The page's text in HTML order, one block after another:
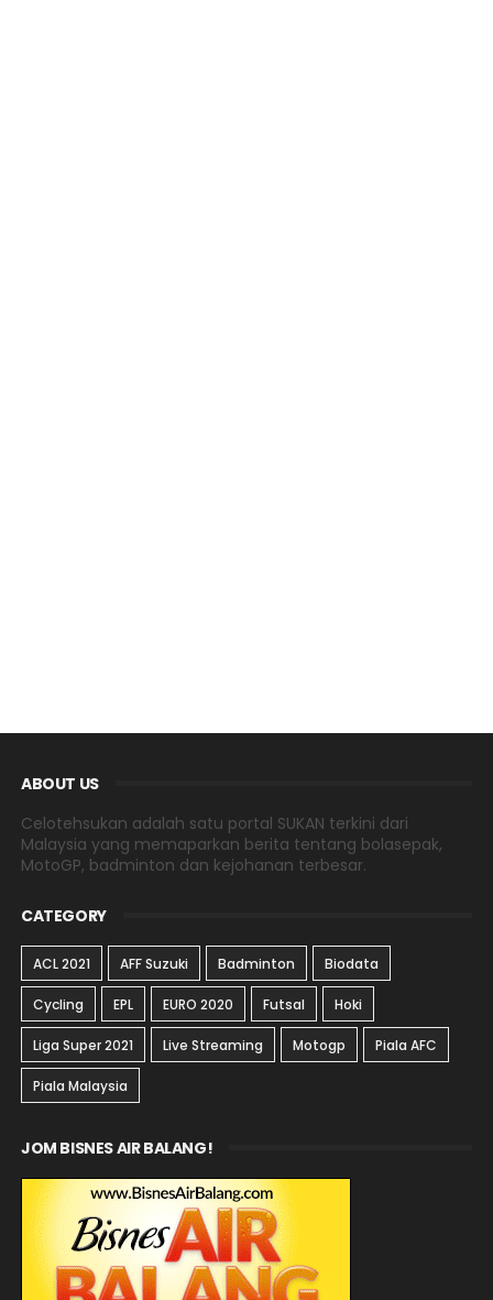
ABOUT US
Celotehsukan adalah satu portal SUKAN terkini dari
Malaysia yang memaparkan berita tentang bolasepak,
MotoGP, badminton dan kejohanan terbesar.
CATEGORY
ACL 2021 AFF Suzuki Badminton Biodata
Cycling EPL EURO 2020 Futsal Hoki
Liga Super 2021 Live Streaming Motogp Piala AFC
Piala Malaysia
JOM BISNES AIR BALANG!